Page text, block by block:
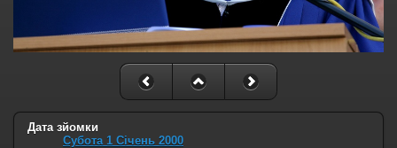
Дата зйомки
Субота 1 Січень 2000